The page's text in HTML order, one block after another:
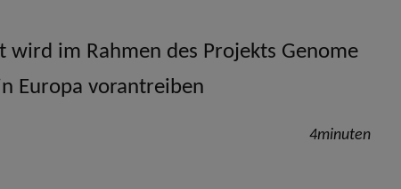
im Rahmen des Projekts Genome
Europa vorantreiben
4minuten